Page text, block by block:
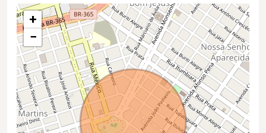
+
−